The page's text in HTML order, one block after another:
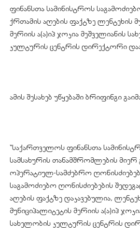
ფინანსთა სამინისტროს
ქრთამის აღების ფაქტზე ლენტეხის
მერიის ა(ა)იპ ჯოკია მეშველიანის
კულტურის ცენტრის დირექტორი
ამის შესახებ უწყებაში ბრიფინგი
“საქართველოს ფინანსთა
სამსახურის თანამშრომლების
ოპერატიულ-სამძებრო
საგამოძიებო ღონისძიებების
აღების ფაქტზე დაკავებულია,
მუნიციპალიტეტის მერიის ა(ა)იპ
სახელობის კულტურის ცენტრის